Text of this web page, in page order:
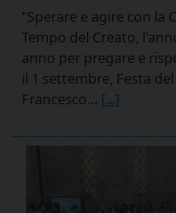
"Sperare e agire con la
Tempo del Creato,
anno per pregare e
il 1 settembre, Festa
Francesco… [...]